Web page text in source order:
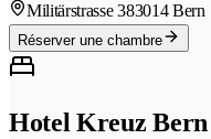
Militärstrasse 383014 Bern
Réserver une chambre
Hotel Kreuz Bern